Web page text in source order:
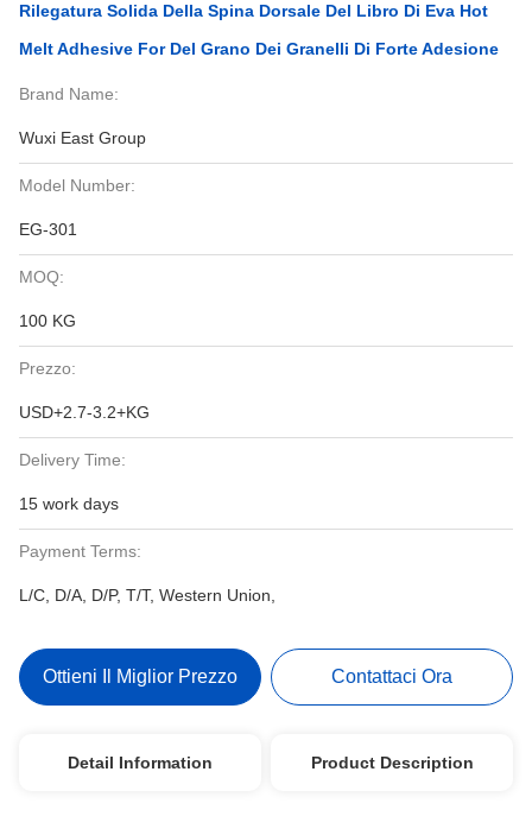
Rilegatura Solida Della Spina Dorsale Del Libro Di Eva Hot
Melt Adhesive For Del Grano Dei Granelli Di Forte Adesione
Brand Name:
Wuxi East Group
Model Number:
EG-301
MOQ:
100 KG
Prezzo:
USD+2.7-3.2+KG
Delivery Time:
15 work days
Payment Terms:
L/C, D/A, D/P, T/T, Western Union,
Ottieni Il Miglior Prezzo Contattaci Ora
Detail Information Product Description